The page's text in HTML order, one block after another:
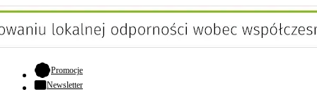
Promocje- otwiera się w nowej karcie
Newsletter